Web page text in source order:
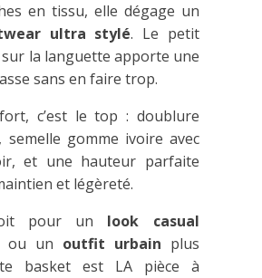
en tissu, elle dégage un
ultra stylé. Le petit
la languette apporte une
sans en faire trop.
c’est le top : doublure
gomme ivoire avec
et une hauteur parfaite
et légèreté.
pour un look casual
ou un outfit urbain plus
basket est LA pièce à